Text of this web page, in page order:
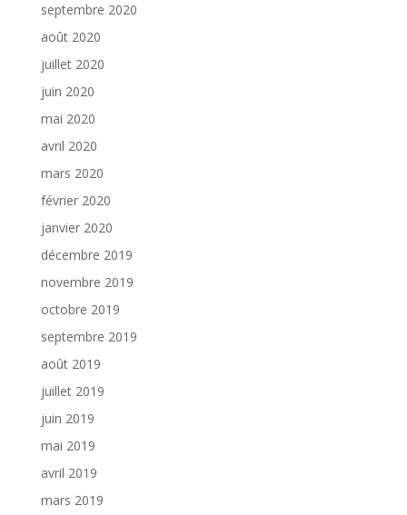
septembre 2020
août 2020
juillet 2020
juin 2020
mai 2020
avril 2020
mars 2020
février 2020
janvier 2020
décembre 2019
novembre 2019
octobre 2019
septembre 2019
août 2019
juillet 2019
juin 2019
mai 2019
avril 2019
mars 2019